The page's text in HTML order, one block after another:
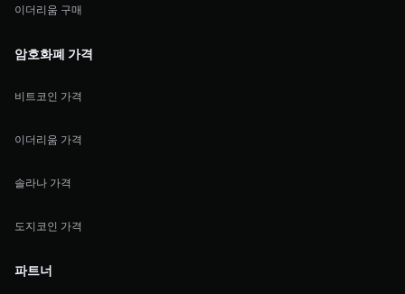
이더리움 구매
암호화폐 가격
비트코인 가격
이더리움 가격
솔라나 가격
도지코인 가격
파트너